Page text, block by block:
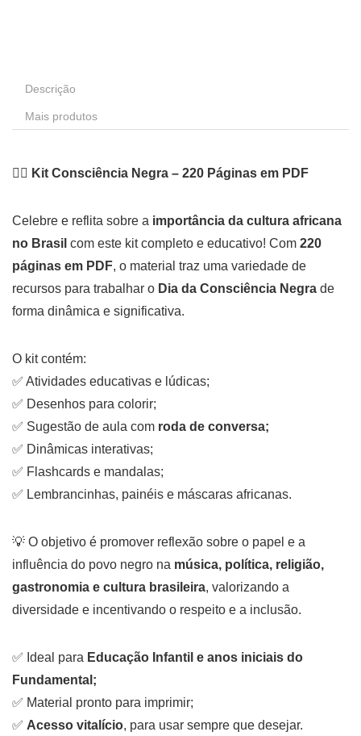
Descrição
Mais produtos
✊🏿 Kit Consciência Negra – 220 Páginas em PDF
Celebre e reflita sobre a importância da cultura africana
no Brasil com este kit completo e educativo! Com 220
páginas em PDF, o material traz uma variedade de
recursos para trabalhar o Dia da Consciência Negra de
forma dinâmica e significativa.
O kit contém:
✅ Atividades educativas e lúdicas;
✅ Desenhos para colorir;
✅ Sugestão de aula com roda de conversa;
✅ Dinâmicas interativas;
✅ Flashcards e mandalas;
✅ Lembrancinhas, painéis e máscaras africanas.
💡 O objetivo é promover reflexão sobre o papel e a
influência do povo negro na música, política, religião,
gastronomia e cultura brasileira, valorizando a
diversidade e incentivando o respeito e a inclusão.
✅ Ideal para Educação Infantil e anos iniciais do
Fundamental;
✅ Material pronto para imprimir;
✅ Acesso vitalício, para usar sempre que desejar.